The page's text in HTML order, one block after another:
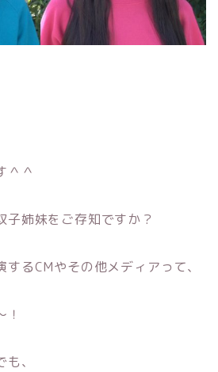
＾＾
子姉妹をご存知ですか？
るCMやその他メディアって、
、